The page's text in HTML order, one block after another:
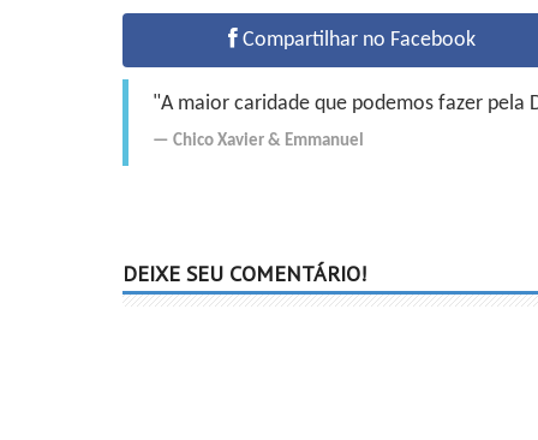
Compartilhar no Facebook
"A maior caridade que podemos fazer pela
Chico Xavier & Emmanuel
DEIXE SEU COMENTÁRIO!